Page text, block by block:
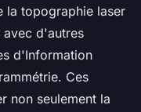
la topographie laser
avec d'autres
d'Information
Ces
non seulement la